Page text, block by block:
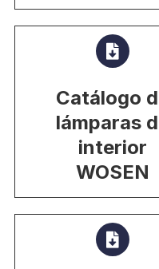
Catálogo
lámparas
interior
WOSEN